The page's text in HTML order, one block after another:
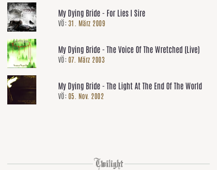
My Dying Bride - For Lies I Sire
VÖ: 31. März 2009
My Dying Bride - The Voice Of The Wretched (Live)
VÖ: 07. März 2003
My Dying Bride - The Light At The End Of The World
VÖ: 05. Nov. 2002